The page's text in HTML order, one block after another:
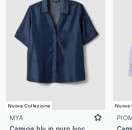
Nuova Collezione
MYA
Nuova